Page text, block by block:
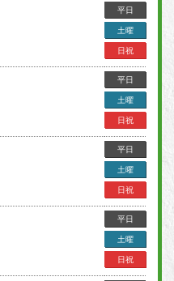
平日
土曜
日祝
平日
土曜
日祝
平日
土曜
日祝
平日
土曜
日祝